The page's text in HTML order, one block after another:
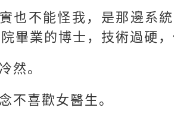
實也不能怪我，是那邊系
畢業的博士，技術過硬，
然。
不喜歡女醫生。